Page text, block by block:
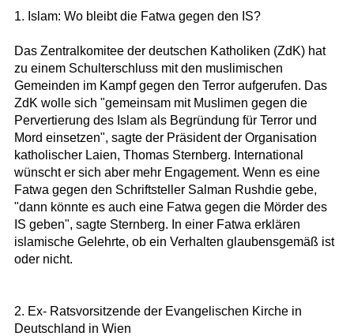
1. Islam: Wo bleibt die Fatwa gegen den IS?
Das Zentralkomitee der deutschen Katholiken (ZdK) hat
zu einem Schulterschluss mit den muslimischen
Gemeinden im Kampf gegen den Terror aufgerufen. Das
ZdK wolle sich "gemeinsam mit Muslimen gegen die
Pervertierung des Islam als Begründung für Terror und
Mord einsetzen", sagte der Präsident der Organisation
katholischer Laien, Thomas Sternberg. International
wünscht er sich aber mehr Engagement. Wenn es eine
Fatwa gegen den Schriftsteller Salman Rushdie gebe,
"dann könnte es auch eine Fatwa gegen die Mörder des
IS geben", sagte Sternberg. In einer Fatwa erklären
islamische Gelehrte, ob ein Verhalten glaubensgemäß ist
oder nicht.
2. Ex- Ratsvorsitzende der Evangelischen Kirche in
Deutschland in Wien